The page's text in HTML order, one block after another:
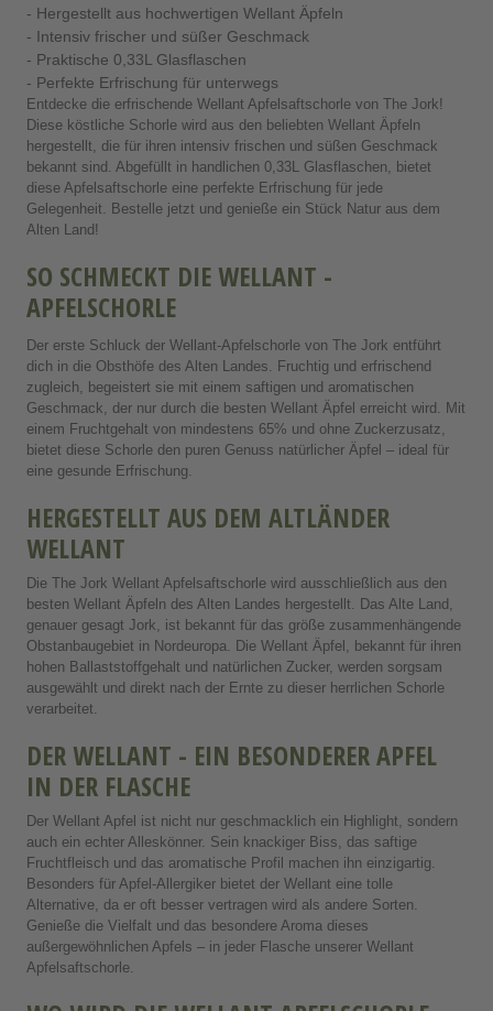
- Hergestellt aus hochwertigen Wellant Äpfeln
- Intensiv frischer und süßer Geschmack
- Praktische 0,33L Glasflaschen
- Perfekte Erfrischung für unterwegs
Entdecke die erfrischende Wellant Apfelsaftschorle von The Jork!
Diese köstliche Schorle wird aus den beliebten Wellant Äpfeln
hergestellt, die für ihren intensiv frischen und süßen Geschmack
bekannt sind. Abgefüllt in handlichen 0,33L Glasflaschen, bietet
diese Apfelsaftschorle eine perfekte Erfrischung für jede
Gelegenheit. Bestelle jetzt und genieße ein Stück Natur aus dem
Alten Land!
SO SCHMECKT DIE WELLANT -
APFELSCHORLE
Der erste Schluck der Wellant-Apfelschorle von The Jork entführt
dich in die Obsthöfe des Alten Landes. Fruchtig und erfrischend
zugleich, begeistert sie mit einem saftigen und aromatischen
Geschmack, der nur durch die besten Wellant Äpfel erreicht wird. Mit
einem Fruchtgehalt von mindestens 65% und ohne Zuckerzusatz,
bietet diese Schorle den puren Genuss natürlicher Äpfel – ideal für
eine gesunde Erfrischung.
HERGESTELLT AUS DEM ALTLÄNDER
WELLANT
Die The Jork Wellant Apfelsaftschorle wird ausschließlich aus den
besten Wellant Äpfeln des Alten Landes hergestellt. Das Alte Land,
genauer gesagt Jork, ist bekannt für das größe zusammenhängende
Obstanbaugebiet in Nordeuropa. Die Wellant Äpfel, bekannt für ihren
hohen Ballaststoffgehalt und natürlichen Zucker, werden sorgsam
ausgewählt und direkt nach der Ernte zu dieser herrlichen Schorle
verarbeitet.
DER WELLANT - EIN BESONDERER APFEL
IN DER FLASCHE
Der Wellant Apfel ist nicht nur geschmacklich ein Highlight, sondern
auch ein echter Alleskönner. Sein knackiger Biss, das saftige
Fruchtfleisch und das aromatische Profil machen ihn einzigartig.
Besonders für Apfel-Allergiker bietet der Wellant eine tolle
Alternative, da er oft besser vertragen wird als andere Sorten.
Genieße die Vielfalt und das besondere Aroma dieses
außergewöhnlichen Apfels – in jeder Flasche unserer Wellant
Apfelsaftschorle.